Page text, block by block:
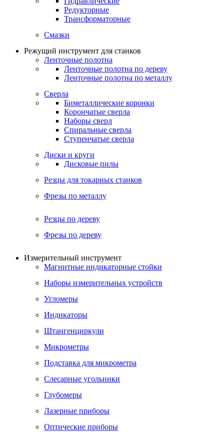
Редукторные
Трансформаторные
Смазки
Режущий инструмент для станков
Ленточные полотна
Ленточные полотна по дереву
Ленточные полотна по металлу
Сверла
Биметаллические коронки
Корончатые сверла
Наборы сверл
Спиральные сверла
Ступенчатые сверла
Диски и круги
Дисковые пилы
Резцы для токарных станков
Фрезы по металлу
Резцы по дереву
Фрезы по дереву
Измерительный инструмент
Магнитные индикаторные стойки
Наборы измерительных устройств
Угломеры
Индикаторы
Штангенциркули
Микрометры
Подставка для микрометра
Слесарные угольники
Глубомеры
Лазерные приборы
Оптические приборы